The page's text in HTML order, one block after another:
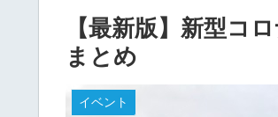
【最新版】新型コ
まとめ
イベント